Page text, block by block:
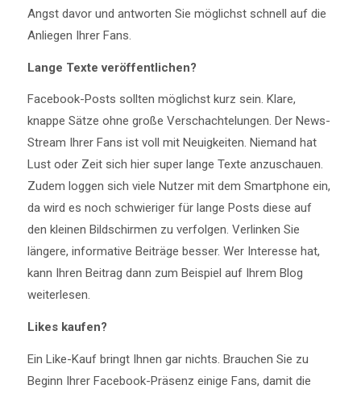
Angst davor und antworten Sie möglichst schnell auf die
Anliegen Ihrer Fans.
Lange Texte veröffentlichen?
Facebook-Posts sollten möglichst kurz sein. Klare,
knappe Sätze ohne große Verschachtelungen. Der News-
Stream Ihrer Fans ist voll mit Neuigkeiten. Niemand hat
Lust oder Zeit sich hier super lange Texte anzuschauen.
Zudem loggen sich viele Nutzer mit dem Smartphone ein,
da wird es noch schwieriger für lange Posts diese auf
den kleinen Bildschirmen zu verfolgen. Verlinken Sie
längere, informative Beiträge besser. Wer Interesse hat,
kann Ihren Beitrag dann zum Beispiel auf Ihrem Blog
weiterlesen.
Likes kaufen?
Ein Like-Kauf bringt Ihnen gar nichts. Brauchen Sie zu
Beginn Ihrer Facebook-Präsenz einige Fans, damit die